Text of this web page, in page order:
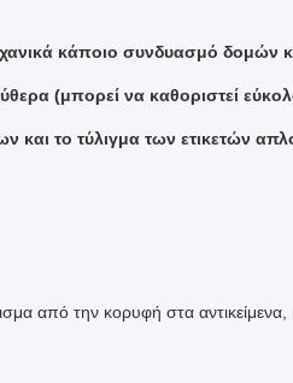
κάποιο συνδυασμό δομών
(μπορεί να καθοριστεί
το τύλιγμα των ετικετών
από την κορυφή στα αντικείμενα,